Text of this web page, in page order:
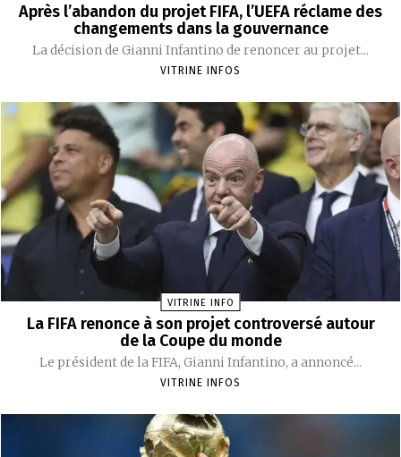
Après l’abandon du projet FIFA, l’UEFA réclame des
changements dans la gouvernance
La décision de Gianni Infantino de renoncer au projet...
VITRINE INFOS
VITRINE INFO
La FIFA renonce à son projet controversé autour
de la Coupe du monde
Le président de la FIFA, Gianni Infantino, a annoncé...
VITRINE INFOS